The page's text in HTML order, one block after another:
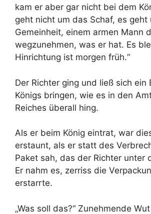
kam er aber gar nicht bei dem
geht nicht um das Schaf, es geht
Gemeinheit, einem armen Mann
wegzunehmen, was er hat. Es
Hinrichtung ist morgen früh.“
Der Richter ging und ließ sich ein
Königs bringen, wie es in den
Reiches überall hing.
Als er beim König eintrat, war
erstaunt, als er statt des
Paket sah, das der Richter unter
Er nahm es, zerriss die
erstarrte.
„Was soll das?“ Zunehmende